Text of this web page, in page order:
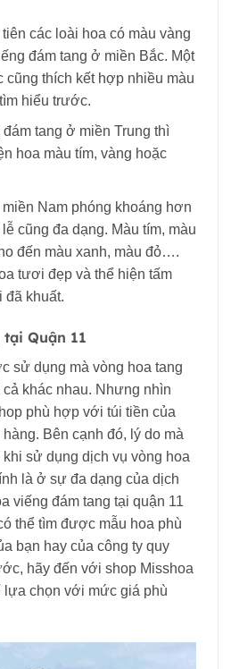
các loài hoa có màu vàng
đám tang ở miền Bắc. Một
cũng thích kết hợp nhiều màu
hiểu trước.
đám tang ở miền Trung thì
hoa màu tím, vàng hoặc
Nam phóng khoáng hơn
cũng đa dạng. Màu tím, màu
đến màu xanh, màu đỏ….
tươi đẹp và thể hiện tấm
đã khuất.
Quận 11
sử dụng mà vòng hoa tang
cả khác nhau. Nhưng nhìn
phù hợp với túi tiền của
Bên cạnh đó, lý do mà
sử dụng dịch vụ vòng hoa
là ở sự đa dạng của dịch
viếng đám tang tại quận 11
thể tìm được mẫu hoa phù
bạn hay của công ty quy
hãy đến với shop Misshoa
lựa chọn với mức giá phù